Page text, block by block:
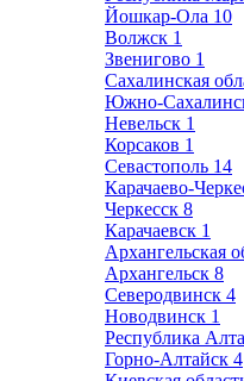
Йошкар-Ола 10
Волжск 1
Звенигово 1
Сахалинская
Южно-
Невельск 1
Корсаков 1
Севастополь 14
Карачаево-
Черкесск 8
Карачаевск 1
Архангельская
Архангельск 8
Северодвинск 4
Новодвинск 1
Республика
Горно-Алтайск 4